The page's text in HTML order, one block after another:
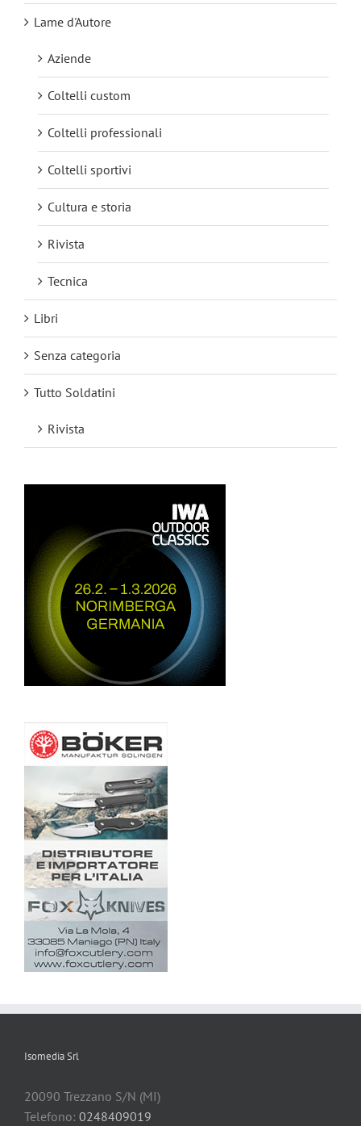
Lame d'Autore
Aziende
Coltelli custom
Coltelli professionali
Coltelli sportivi
Cultura e storia
Rivista
Tecnica
Libri
Senza categoria
Tutto Soldatini
Rivista
Isomedia Srl
20090 Trezzano S/N (MI)
Telefono: 0248409019